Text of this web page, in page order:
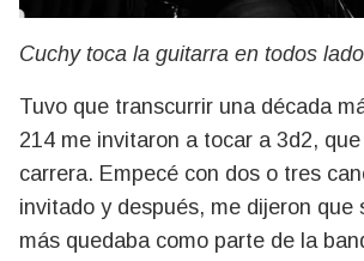
Cuchy toca la guitarra en todos
Tuvo que transcurrir una década
214 me invitaron a tocar a 3d2,
carrera. Empecé con dos o tres
invitado y después, me dijeron que
más quedaba como parte de la